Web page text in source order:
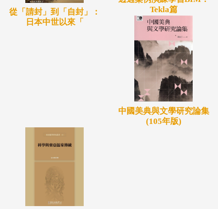
從「請封」到「自封」：
日本中世以來「
Tekla篇
中國美典與文學研究論集
(105年版)